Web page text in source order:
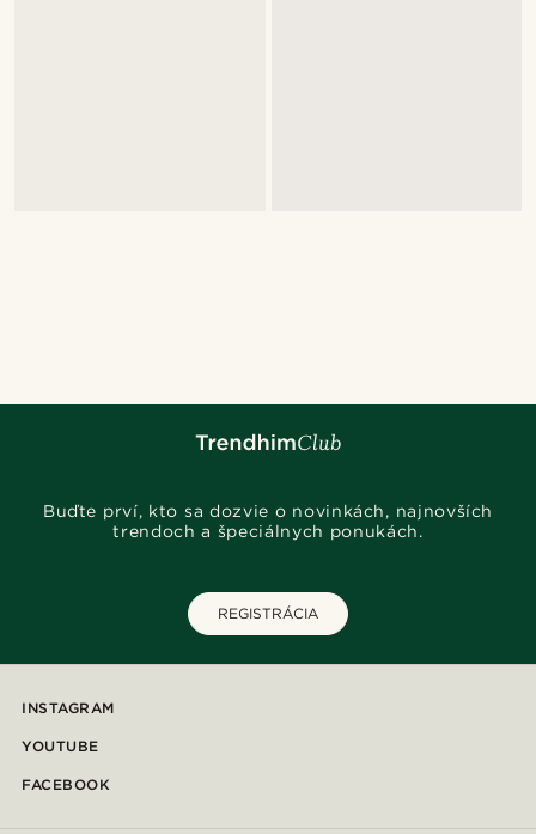
Buďte prví, kto sa dozvie o novinkách, najnovších
trendoch a špeciálnych ponukách.
REGISTRÁCIA
INSTAGRAM
YOUTUBE
FACEBOOK